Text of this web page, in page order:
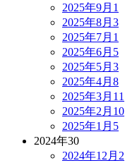
2025年9月 1
2025年8月 3
2025年7月 1
2025年6月 5
2025年5月 3
2025年4月 8
2025年3月 11
2025年2月 10
2025年1月 5
2024年30
2024年12月 2